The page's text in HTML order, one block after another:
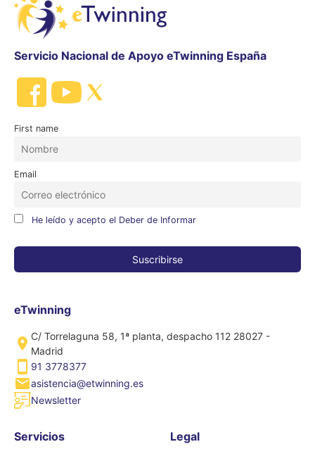
Servicio Nacional de Apoyo eTwinning España
First name
Email
He leído y acepto el Deber de Informar
eTwinning
C/ Torrelaguna 58, 1ª planta, despacho 112 28027 -
Madrid
91 3778377
asistencia@etwinning.es
Newsletter
Servicios Legal